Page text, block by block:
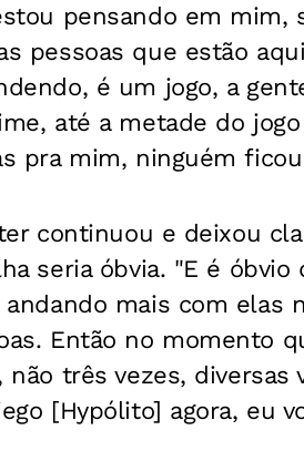
pensando em mim,
pessoas que estão
é um jogo, a
até a metade do
pra mim, ninguém
continuou e deixou
seria óbvia. "E é
andando mais com elas
Então no momento
não três vezes,
[Hypólito] agora, eu